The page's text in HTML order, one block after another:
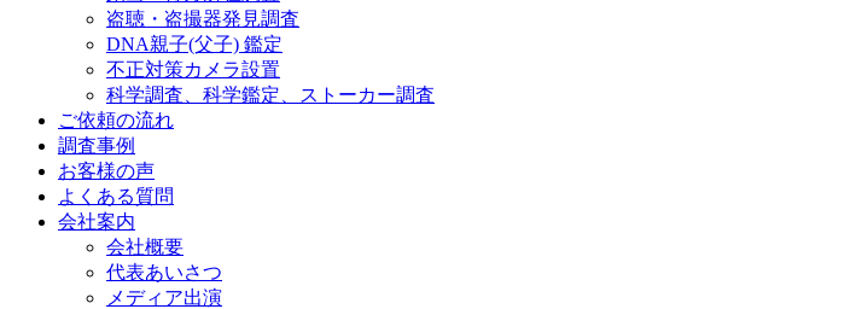
盗聴・盗撮器発見調査
DNA親子(父子) 鑑定
不正対策カメラ設置
科学調査、科学鑑定、ストーカー調査
ご依頼の流れ
調査事例
お客様の声
よくある質問
会社案内
会社概要
代表あいさつ
メディア出演